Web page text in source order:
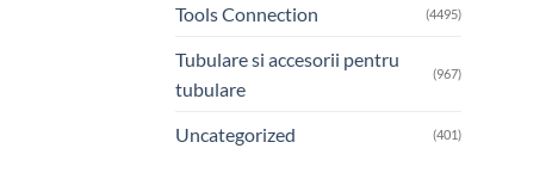
Tools Connection (4495)
Tubulare si accesorii pentru
tubulare
(967)
Uncategorized (401)